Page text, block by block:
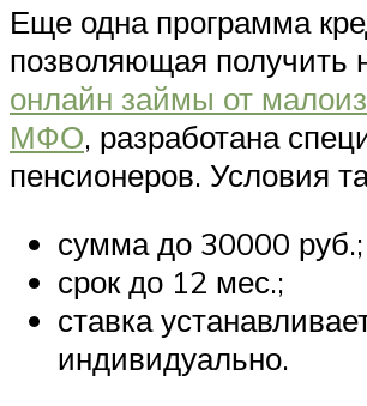
Еще одна программа
позволяющая получить
онлайн займы от
МФО, разработана
пенсионеров. Условия
сумма до 30000 руб.;
срок до 12 мес.;
ставка
индивидуально.